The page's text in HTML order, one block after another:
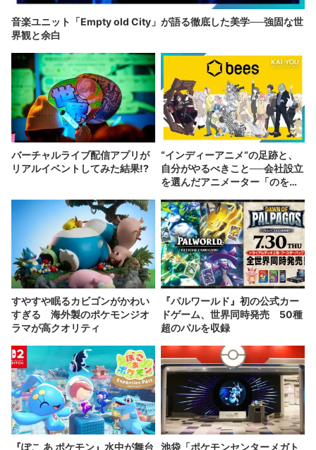
音楽ユニット「Empty old City」が語る徹底した美学──強固な世
界観と余白
バーチャルライブ配信アプリが
リアルイベントしてみた結果!?
“インディーアニメ“の足跡と、
自分がやるべきこと──会社設立
を選んだアニメーター「のを
すやすや眠るカビゴンがかわい
すぎる 海外製のポケモンジオ
ラマが高クオリティ
『パルワールド』初の公式カー
ドゲーム、世界同時発売 50種
超のパルを収録
『ぽこ あ ポケモン』水中が舞台 池袋「ポケモンセンターメガト